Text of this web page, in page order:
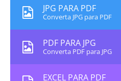
JPG PARA PDF
Converta JPG para PDF
PDF PARA JPG
Converta PDF para JPG
EXCEL PARA PDF